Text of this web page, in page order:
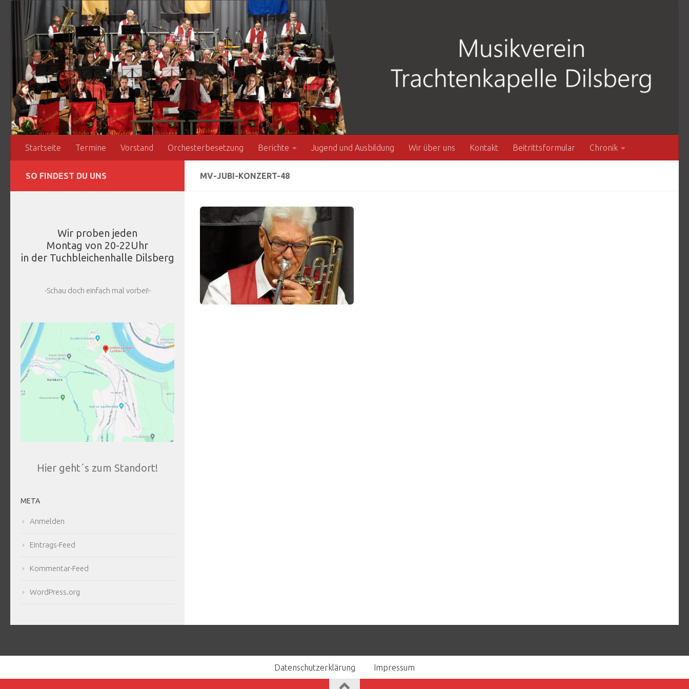
Zum Inhalt springen
Startseite Termine Vorstand Orchesterbesetzung Berichte Jugend und Ausbildung Wir über uns Kontakt Beitrittsformular Chronik
MV-JUBI-KONZERT-48
SO FINDEST DU UNS
Wir proben jeden
Montag von 20-22Uhr
in der Tuchbleichenhalle Dilsberg
-Schau doch einfach mal vorbei!-
Hier geht´s zum Standort!
META
Anmelden
Eintrags-Feed
Kommentar-Feed
WordPress.org
Datenschutzerklärung Impressum